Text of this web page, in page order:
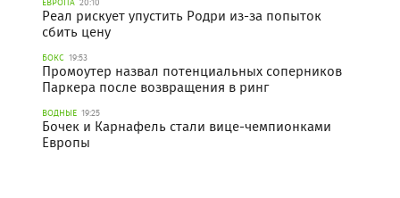
Реал рискует упустить Родри из-за попыток
сбить цену
БОКС 19:53
Промоутер назвал потенциальных соперников
Паркера после возвращения в ринг
ВОДНЫЕ 19:25
Бочек и Карнафель стали вице-чемпионками
Европы